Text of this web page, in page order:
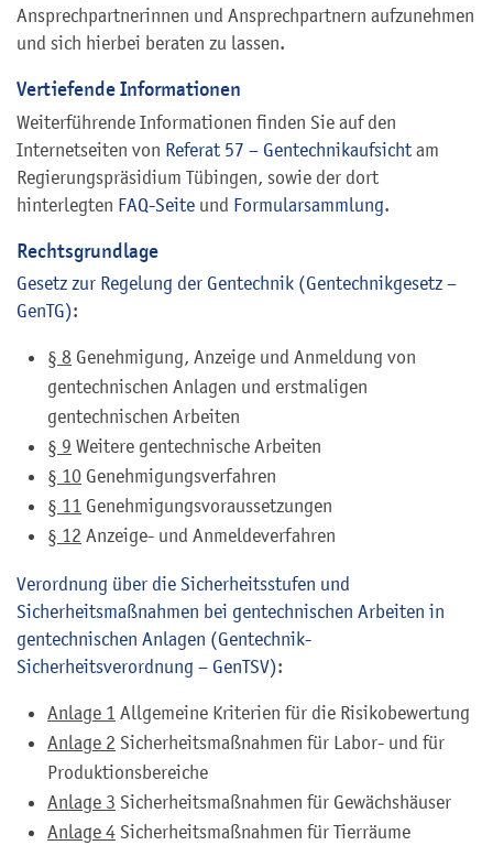
Ansprechpartnerinnen und Ansprechpartnern aufzunehmen
und sich hierbei beraten zu lassen.
Vertiefende Informationen
Weiterführende Informationen finden Sie auf den
Internetseiten von Referat 57 – Gentechnikaufsicht am
Regierungspräsidium Tübingen, sowie der dort
hinterlegten FAQ-Seite und Formularsammlung.
Rechtsgrundlage
Gesetz zur Regelung der Gentechnik (Gentechnikgesetz –
GenTG):
§ 8 Genehmigung, Anzeige und Anmeldung von
gentechnischen Anlagen und erstmaligen
gentechnischen Arbeiten
§ 9 Weitere gentechnische Arbeiten
§ 10 Genehmigungsverfahren
§ 11 Genehmigungsvoraussetzungen
§ 12 Anzeige- und Anmeldeverfahren
Verordnung über die Sicherheitsstufen und
Sicherheitsmaßnahmen bei gentechnischen Arbeiten in
gentechnischen Anlagen (Gentechnik-
Sicherheitsverordnung – GenTSV):
Anlage 1 Allgemeine Kriterien für die Risikobewertung
Anlage 2 Sicherheitsmaßnahmen für Labor- und für
Produktionsbereiche
Anlage 3 Sicherheitsmaßnahmen für Gewächshäuser
Anlage 4 Sicherheitsmaßnahmen für Tierräume